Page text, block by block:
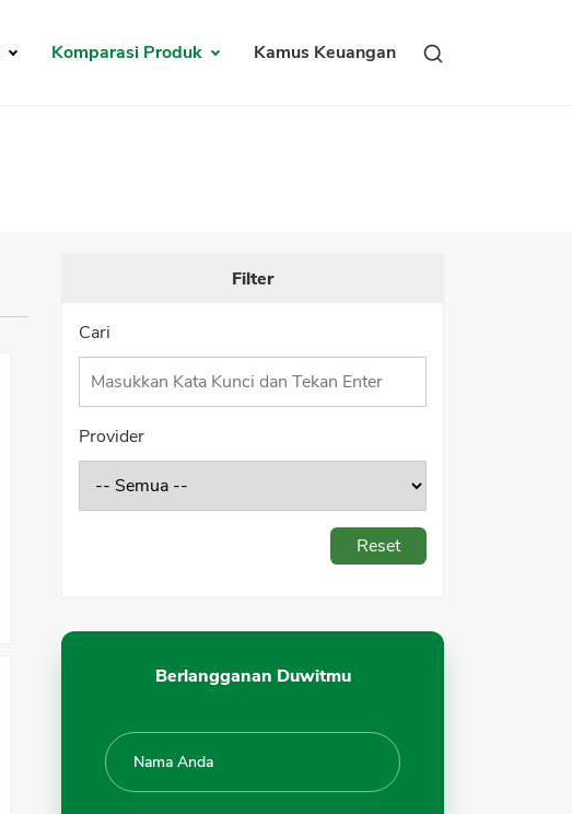
Komparasi Produk Kamus Keuangan
Tips Transaksi Kartu Kredit Umum dan
Filter
Cari
Provider
Reset
Berlangganan Duwitmu